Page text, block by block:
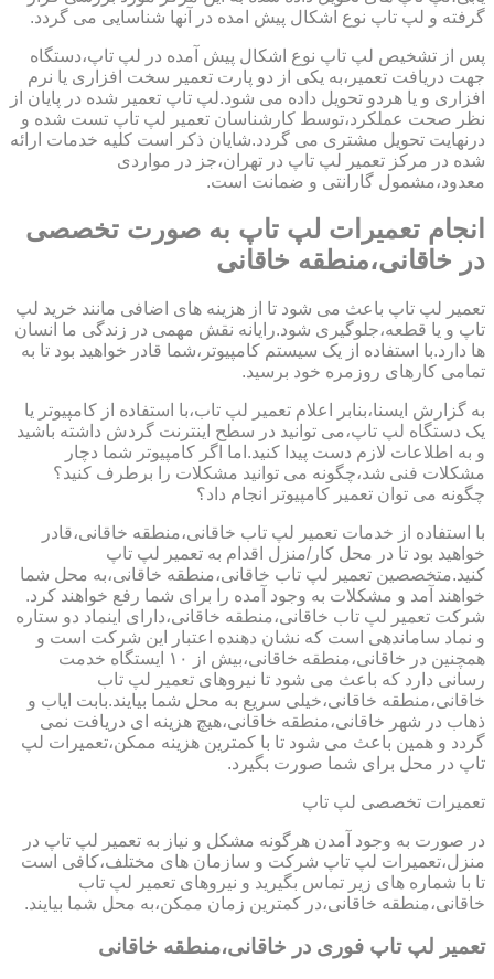
گرفته و لپ تاپ نوع اشکال پیش امده در آنها شناسایی می گردد.
پس از تشخیص لپ تاپ نوع اشکال پیش آمده در لپ تاپ،دستگاه
جهت دریافت تعمیر،به یکی از دو پارت تعمیر سخت افزاری یا نرم
افزاری و یا هردو تحویل داده می شود.لپ تاپ تعمیر شده در پایان از
نظر صحت عملکرد،توسط کارشناسان تعمیر لپ تاپ تست شده و
درنهایت تحویل مشتری می گردد.شایان ذکر است کلیه خدمات ارائه
شده در مرکز تعمیر لپ تاپ در تهران،جز در مواردی
معدود،مشمول گارانتی و ضمانت است.
انجام تعمیرات لپ تاپ به صورت تخصصی
در خاقانی،منطقه خاقانی
تعمیر لپ تاپ باعث می شود تا از هزینه های اضافی مانند خرید لپ
تاپ و یا قطعه،جلوگیری شود.رایانه نقش مهمی در زندگی ما انسان
ها دارد.با استفاده از یک سیستم کامپیوتر،شما قادر خواهید بود تا به
تمامی کارهای روزمره خود برسید.
به گزارش ایسنا،بنابر اعلام تعمیر لپ تاب،با استفاده از کامپیوتر یا
یک دستگاه لپ تاپ،می توانید در سطح اینترنت گردش داشته باشید
و به اطلاعات لازم دست پیدا کنید.اما اگر کامپیوتر شما دچار
مشکلات فنی شد،چگونه می توانید مشکلات را برطرف کنید؟
چگونه می توان تعمیر کامپیوتر انجام داد؟
با استفاده از خدمات تعمیر لپ تاب خاقانی،منطقه خاقانی،قادر
خواهید بود تا در محل کار/منزل اقدام به تعمیر لپ تاپ
کنید.متخصصین تعمیر لپ تاب خاقانی،منطقه خاقانی،به محل شما
خواهند آمد و مشکلات به وجود آمده را برای شما رفع خواهند کرد.
شرکت تعمیر لپ تاب خاقانی،منطقه خاقانی،دارای اینماد دو ستاره
و نماد ساماندهی است که نشان دهنده اعتبار این شرکت است و
همچنین در خاقانی،منطقه خاقانی،بیش از ۱۰ ایستگاه خدمت
رسانی دارد که باعث می شود تا نیروهای تعمیر لپ تاب
خاقانی،منطقه خاقانی،خیلی سریع به محل شما بیایند.بابت ایاب و
ذهاب در شهر خاقانی،منطقه خاقانی،هیچ هزینه ای دریافت نمی
گردد و همین باعث می شود تا با کمترین هزینه ممکن،تعمیرات لپ
تاپ در محل برای شما صورت بگیرد.
تعمیرات تخصصی لپ تاپ
در صورت به وجود آمدن هرگونه مشکل و نیاز به تعمیر لپ تاپ در
منزل،تعمیرات لپ تاپ شرکت و سازمان های مختلف،کافی است
تا با شماره های زیر تماس بگیرید و نیروهای تعمیر لپ تاب
خاقانی،منطقه خاقانی،در کمترین زمان ممکن،به محل شما بیایند.
تعمیر لپ تاپ فوری در خاقانی،منطقه خاقانی